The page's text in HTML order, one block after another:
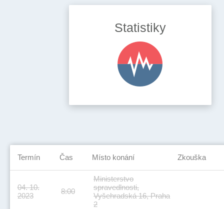
Statistiky
Termín Čas Místo konání Zkouška
04. 10.
2023
8:00
Ministerstvo
spravedlnosti,
Vyšehradská 16, Praha
2